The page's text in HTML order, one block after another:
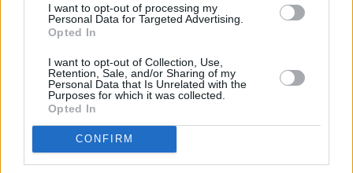
I want to opt-out of processing my
Personal Data for Targeted Advertising.
Opted In
I want to opt-out of Collection, Use,
Retention, Sale, and/or Sharing of my
Personal Data that Is Unrelated with the
Purposes for which it was collected.
Opted In
CONFIRM